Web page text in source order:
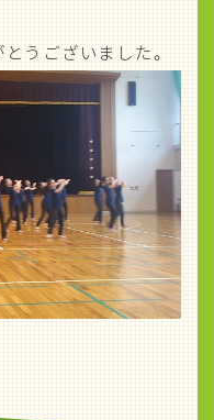
うございました。